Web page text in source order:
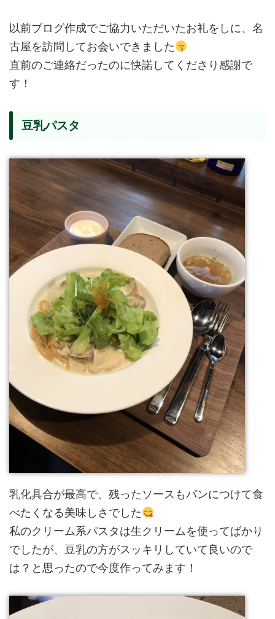
以前ブログ作成でご協力いただいたお礼をしに、名
古屋を訪問してお会いできました
直前のご連絡だったのに快諾してくださり感謝で
す！
豆乳パスタ
乳化具合が最高で、残ったソースもパンにつけて食
べたくなる美味しさでした
私のクリーム系パスタは生クリームを使ってばかり
でしたが、豆乳の方がスッキリしていて良いので
は？と思ったので今度作ってみます！